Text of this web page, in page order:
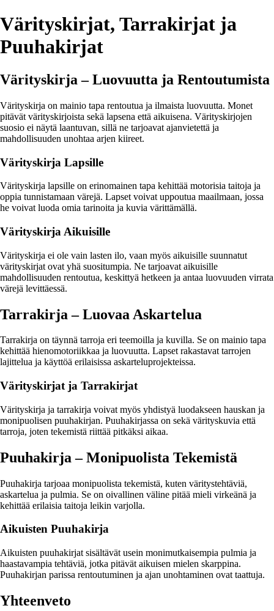
Värityskirjat, Tarrakirjat ja
Puuhakirjat
Värityskirja – Luovuutta ja Rentoutumista
Värityskirja on mainio tapa rentoutua ja ilmaista luovuutta. Monet
pitävät värityskirjoista sekä lapsena että aikuisena. Värityskirjojen
suosio ei näytä laantuvan, sillä ne tarjoavat ajanvietettä ja
mahdollisuuden unohtaa arjen kiireet.
Värityskirja Lapsille
Värityskirja lapsille on erinomainen tapa kehittää motorisia taitoja ja
oppia tunnistamaan värejä. Lapset voivat uppoutua maailmaan, jossa
he voivat luoda omia tarinoita ja kuvia värittämällä.
Värityskirja Aikuisille
Värityskirja ei ole vain lasten ilo, vaan myös aikuisille suunnatut
värityskirjat ovat yhä suositumpia. Ne tarjoavat aikuisille
mahdollisuuden rentoutua, keskittyä hetkeen ja antaa luovuuden virrata
värejä levittäessä.
Tarrakirja – Luovaa Askartelua
Tarrakirja on täynnä tarroja eri teemoilla ja kuvilla. Se on mainio tapa
kehittää hienomotoriikkaa ja luovuutta. Lapset rakastavat tarrojen
lajittelua ja käyttöä erilaisissa askarteluprojekteissa.
Värityskirjat ja Tarrakirjat
Värityskirja ja tarrakirja voivat myös yhdistyä luodakseen hauskan ja
monipuolisen puuhakirjan. Puuhakirjassa on sekä värityskuvia että
tarroja, joten tekemistä riittää pitkäksi aikaa.
Puuhakirja – Monipuolista Tekemistä
Puuhakirja tarjoaa monipuolista tekemistä, kuten väritystehtäviä,
askartelua ja pulmia. Se on oivallinen väline pitää mieli virkeänä ja
kehittää erilaisia taitoja leikin varjolla.
Aikuisten Puuhakirja
Aikuisten puuhakirjat sisältävät usein monimutkaisempia pulmia ja
haastavampia tehtäviä, jotka pitävät aikuisen mielen skarppina.
Puuhakirjan parissa rentoutuminen ja ajan unohtaminen ovat taattuja.
Yhteenveto